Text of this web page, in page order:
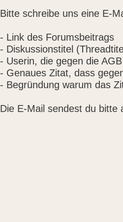
Bitte schreibe uns eine E-
- Link des Forumsbeitrags
- Diskussionstitel
- Userin, die gegen die
- Genaues Zitat, dass
- Begründung warum das
Die E-Mail sendest du bitte